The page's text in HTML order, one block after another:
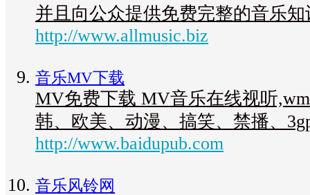
并且向公众提供免费完整的音乐知
http://www.allmusic.biz
音乐MV下载
MV免费下载 MV音乐在线视听
韩、欧美、动漫、搞笑、禁播、
http://www.baidupub.com
音乐风铃网